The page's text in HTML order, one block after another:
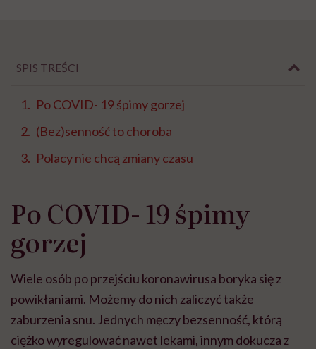
SPIS TREŚCI
Po COVID- 19 śpimy gorzej
(Bez)senność to choroba
Polacy nie chcą zmiany czasu
Po COVID- 19 śpimy
gorzej
Wiele osób po przejściu koronawirusa boryka się z
powikłaniami. Możemy do nich zaliczyć także
zaburzenia snu. Jednych męczy bezsenność, którą
ciężko wyregulować nawet lekami, innym dokucza z